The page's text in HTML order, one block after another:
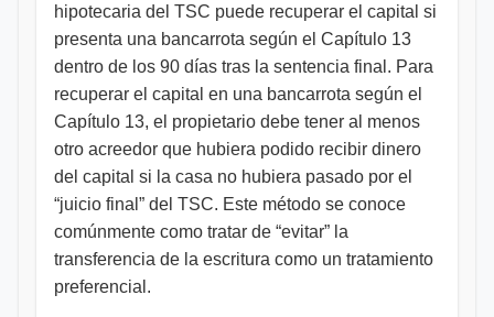
hipotecaria del TSC puede recuperar el capital si
presenta una bancarrota según el Capítulo 13
dentro de los 90 días tras la sentencia final. Para
recuperar el capital en una bancarrota según el
Capítulo 13, el propietario debe tener al menos
otro acreedor que hubiera podido recibir dinero
del capital si la casa no hubiera pasado por el
“juicio final” del TSC. Este método se conoce
comúnmente como tratar de “evitar” la
transferencia de la escritura como un tratamiento
preferencial.